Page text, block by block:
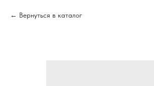
Вернуться в каталог